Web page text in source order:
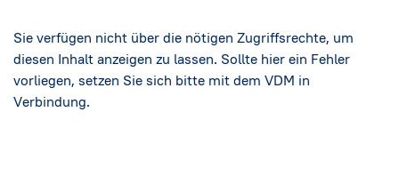
Sie verfügen nicht über die nötigen Zugriffsrechte, um
diesen Inhalt anzeigen zu lassen. Sollte hier ein Fehler
vorliegen, setzen Sie sich bitte mit dem VDM in
Verbindung.